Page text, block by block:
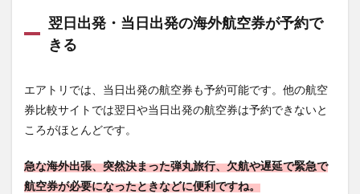
翌日出発・当日出発の海外航空券が予約で
きる
エアトリでは、当日出発の航空券も予約可能です。他の航空
券比較サイトでは翌日や当日出発の航空券は予約できないと
ころがほとんどです。
急な海外出張、突然決まった弾丸旅行、欠航や遅延で緊急で
航空券が必要になったときなどに便利ですね。